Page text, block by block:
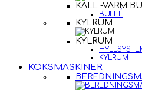
KALL -VARM
BUFFÉ
KYLRUM
KYLRUM
KYLRUM
KÖKSMASKINER